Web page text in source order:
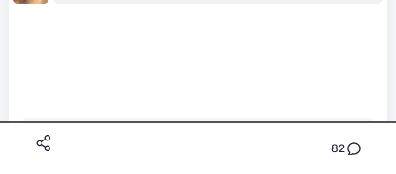
82
macslan a écrit :